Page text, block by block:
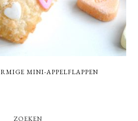
MINI-APPELFLAPPEN
ZOEKEN